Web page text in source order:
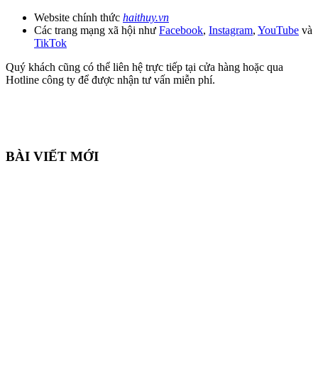
Website chính thức haithuy.vn
Các trang mạng xã hội như Facebook, Instagram, YouTube và
TikTok
Quý khách cũng có thể liên hệ trực tiếp tại cửa hàng hoặc qua
Hotline công ty để được nhận tư vấn miễn phí.
BÀI VIẾT MỚI